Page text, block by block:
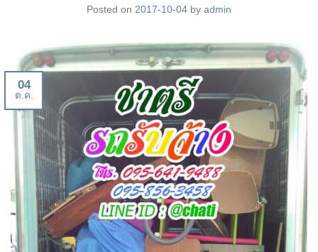
Posted on 2017-10-04 by admin
04
ต.ค.